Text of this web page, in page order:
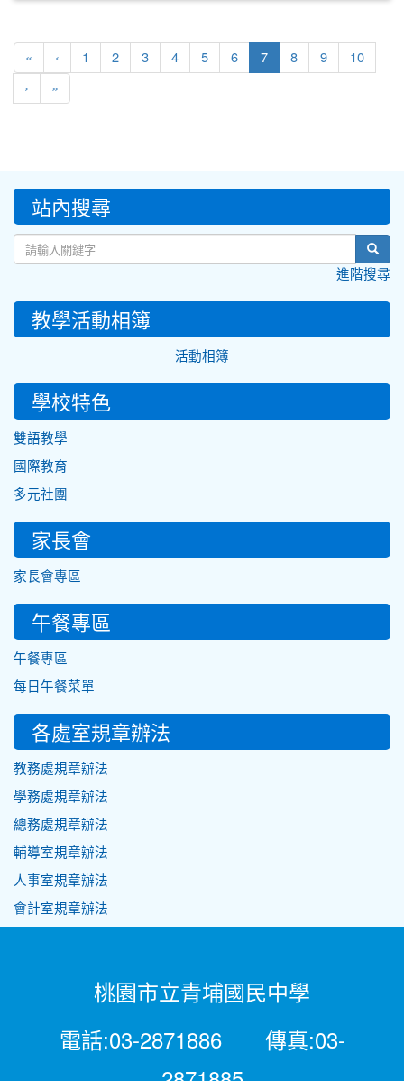
« ‹ 1 2 3 4 5 6 7(current)
8 9 10
› »
::: 站內搜尋
進階搜尋
教學活動相簿
活動相簿
學校特色
雙語教學
國際教育
多元社團
家長會
家長會專區
午餐專區
午餐專區
每日午餐菜單
各處室規章辦法
教務處規章辦法
學務處規章辦法
總務處規章辦法
輔導室規章辦法
人事室規章辦法
會計室規章辦法
桃園市立青埔國民中學
電話:03-2871886 傳真:03-